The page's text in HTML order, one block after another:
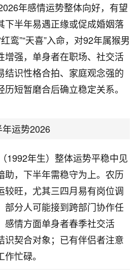
年感情运势整体向好，有望
下半年易遇正缘或促成婚姻落
鸾”“天喜”入命，对92年属猴男
增强，单身者在职场、社交活
结识性格合拍、家庭观念强的
短暂磨合后确立稳定关系。
运势2026
1992年生）整体运势平稳中见
助，下半年需稳守为上。农历
较旺，尤其三四月易有岗位调
部分人可能接到跨部门协作任
感情方面单身者春季社交活
识契合对象；已有伴侣者注意
忙碌。
都是找慧来老师跟进的，选
开业日子，哪哪都看了，虽然
是我家生意还可以，前几天又
财库，希望财运更好一点！
18
大半年不上学，一说她就要死要活
急乱投医，这半年来，法事一个个
稳稳的把书读了，身体心理都健健
了！
下父母心啊！
16
，有升迁机会，但同时竞争的我们
候是抱着侥幸心理，没想到老师看